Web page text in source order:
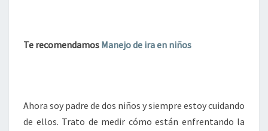
Te recomendamos Manejo de ira en niños
Ahora soy padre de dos niños y siempre estoy cuidando
de ellos. Trato de medir cómo están enfrentando la